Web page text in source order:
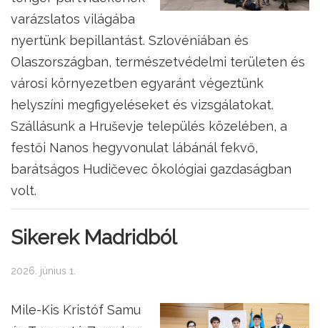
varázslatos világába
nyertünk bepillantást. Szlovéniában és
Olaszországban, természetvédelmi területen és
városi környezetben egyaránt végeztünk
helyszíni megfigyeléseket és vizsgálatokat.
Szállásunk a Hruševje település közelében, a
festői Nanos hegyvonulat lábánál fekvő,
barátságos Hudičevec ökológiai gazdaságban
volt.
Sikerek Madridból
2026. június 1.
Mile-Kis Kristóf Samu